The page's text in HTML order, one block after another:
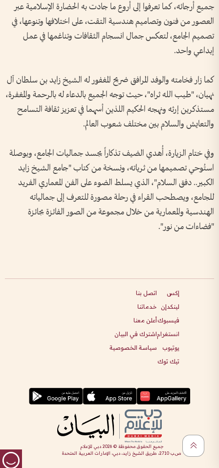
جميع أرجائه، كما تعرفوا إلى أروع ما جادت به الحضارة الإسلامية عبر
العصور من فنون وتصاميم هندسية التقت، على اختلافها وتنوعها، في
تصميم الجامع، لتعكس جمال انسجام الثقافات وتناغمها في عمل
إبداعي واحد.
كما زار فخامته والوفد المرافق ضريح المغفور له الشيخ زايد بن سلطان آل
نهيان، "طيب الله ثراه"، حيث توجه الجميع بالدعاء له بالرحمة والمغفرة،
مستذكرين إرثه ونهجه الحكيم اللذين أسهما في تعزيز ثقافة التسامح
والتعايش والسلام بين مختلف شعوب العالم.
وفي ختام الزيارة، أُهدي الضيف تذكاراً يجسد جماليات الجامع، وبوصلة
استُوحي تصميمها من ثرياته، ونسخة من كتاب "جامع الشيخ زايد
الكبير.. دفق السلام"، الذي يسلط الضوء على الفن المعماري الفريد
للجامع، ويصطحب القراء في رحلة مصورة للتعرف إلى جمالياته
الهندسية والمعمارية من خلال مجموعة من الصور الفائزة بجائزة
"فضاءات من نور".
إكس
لينكدإن
فيسبوك
انستغرام
يوتيوب
تيك توك
اتصل بنا
خدماتنا
أعلن معنا
اشترك في البيان
سياسة الخصوصية
جميع الحقوق محفوظة ©2026 دبي للإعلام
ص.ب 2710، طريق الشيخ زايد، دبي، الإمارات العربية المتحدة